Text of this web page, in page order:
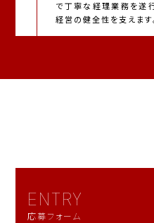
で丁寧な経理業務を遂
経営の健全性を支えます
ENTRY
応募フォーム